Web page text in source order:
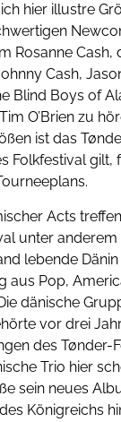
hier illustre
Rosanne Cash,
Cash,
Blind Boys of
O’Brien zu
ist das
Folkfestival gilt,
Acts
unter
lebende
aus Pop,
dänische
vor drei
des Tønder-
Trio hier
sein neues
Königreichs